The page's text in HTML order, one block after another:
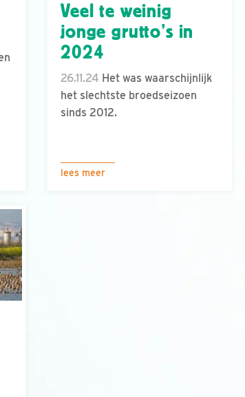
Veel te weinig
jonge grutto’s in
2024
26.11.24 Het was waarschijnlijk
het slechtste broedseizoen
sinds 2012.
lees meer